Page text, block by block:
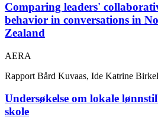
Comparing leaders'
behavior in conversations in
Zealand
AERA
Rapport Bård Kuvaas, Ide Katrine
Undersøkelse om lokale
skole